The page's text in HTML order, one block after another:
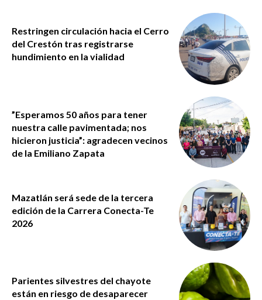
Restringen circulación hacia el Cerro
del Crestón tras registrarse
hundimiento en la vialidad
”Esperamos 50 años para tener
nuestra calle pavimentada; nos
hicieron justicia”: agradecen vecinos
de la Emiliano Zapata
Mazatlán será sede de la tercera
edición de la Carrera Conecta-Te
2026
Parientes silvestres del chayote
están en riesgo de desaparecer